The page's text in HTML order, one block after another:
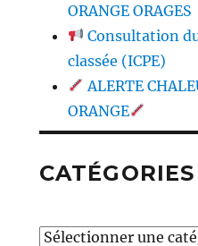
ORANGE ORAGES
Consultation
classée (ICPE)
ALERTE
ORANGE
CATÉGORIES
Catégories